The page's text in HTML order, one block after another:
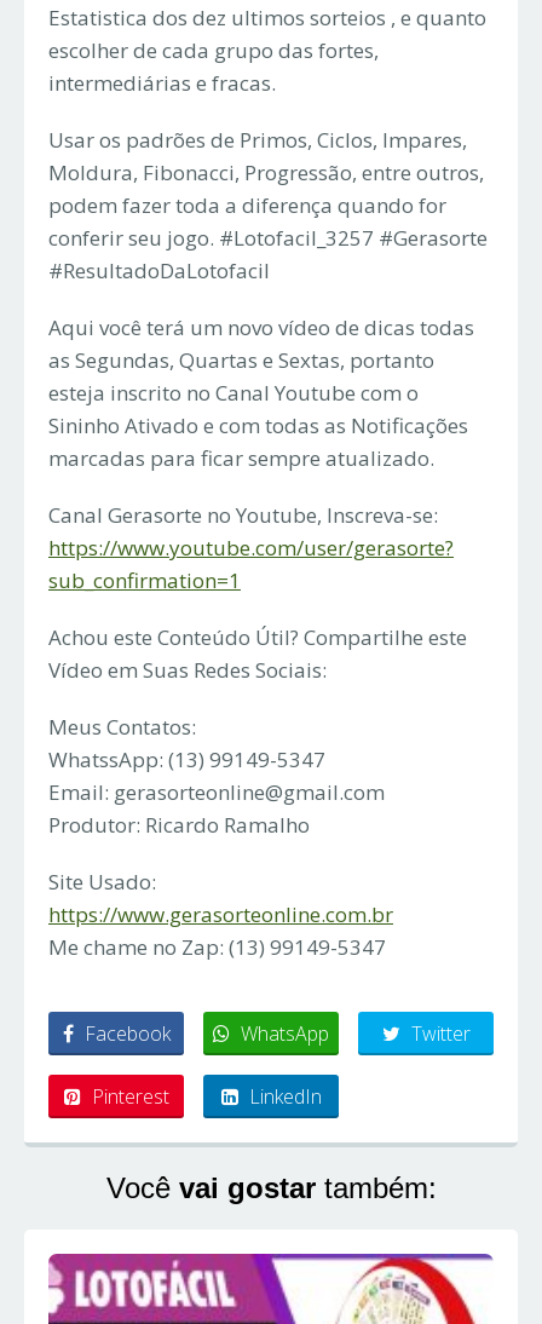
Estatistica dos dez ultimos sorteios , e quanto
escolher de cada grupo das fortes,
intermediárias e fracas.
Usar os padrões de Primos, Ciclos, Impares,
Moldura, Fibonacci, Progressão, entre outros,
podem fazer toda a diferença quando for
conferir seu jogo. #Lotofacil_3257 #Gerasorte
#ResultadoDaLotofacil
Aqui você terá um novo vídeo de dicas todas
as Segundas, Quartas e Sextas, portanto
esteja inscrito no Canal Youtube com o
Sininho Ativado e com todas as Notificações
marcadas para ficar sempre atualizado.
Canal Gerasorte no Youtube, Inscreva-se:
https://www.youtube.com/user/gerasorte?
sub_confirmation=1
Achou este Conteúdo Útil? Compartilhe este
Vídeo em Suas Redes Sociais:
Meus Contatos:
WhatssApp: (13) 99149-5347
Email: gerasorteonline@gmail.com
Produtor: Ricardo Ramalho
Site Usado:
https://www.gerasorteonline.com.br
Me chame no Zap: (13) 99149-5347
Facebook WhatsApp Twitter
Pinterest LinkedIn
Você vai gostartambém: